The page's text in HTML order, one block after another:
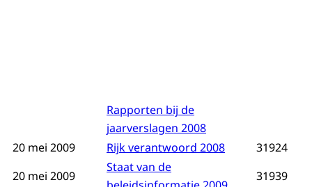
Rapporten bij de
jaarverslagen 2008
20 mei 2009 Rijk verantwoord 2008
31924
20 mei 2009
Staat van de
31939